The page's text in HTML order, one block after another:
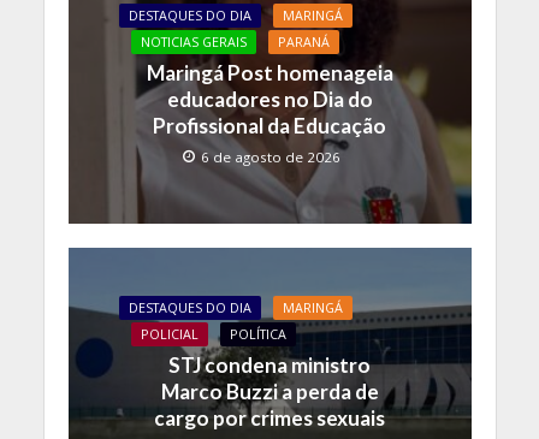
DESTAQUES DO DIA
MARINGÁ
NOTICIAS GERAIS
PARANÁ
Maringá Post homenageia
educadores no Dia do
Profissional da Educação
6 de agosto de 2026
DESTAQUES DO DIA
MARINGÁ
POLICIAL
POLÍTICA
STJ condena ministro
Marco Buzzi a perda de
cargo por crimes sexuais